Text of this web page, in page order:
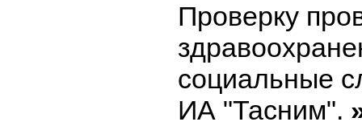
Проверку
социальные
ИА "Тасним".